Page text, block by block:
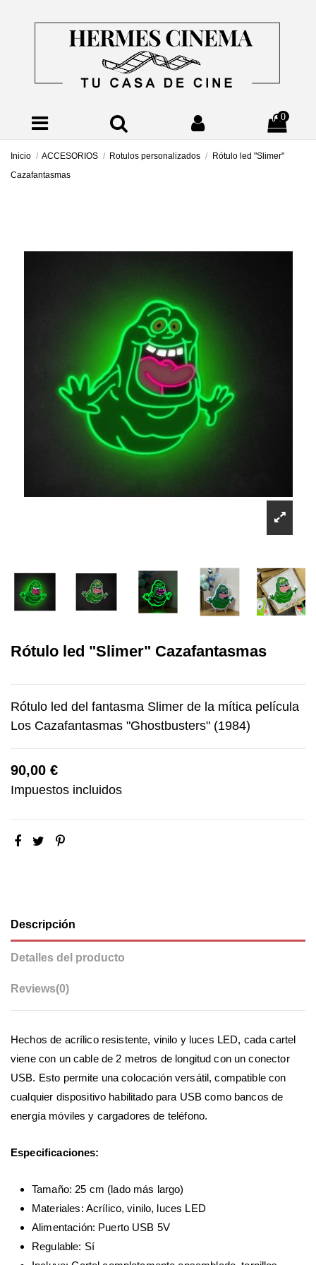
0
Inicio ACCESORIOS Rotulos personalizados
Rótulo led "Slimer"
Cazafantasmas
Rótulo led "Slimer" Cazafantasmas
Rótulo led del fantasma Slimer de la mítica película
Los Cazafantasmas "Ghostbusters" (1984)
90,00 €
Impuestos incluidos
Descripción
Detalles del producto
Reviews(0)
Hechos de acrílico resistente, vinilo y luces LED, cada cartel
viene con un cable de 2 metros de longitud con un conector
USB. Esto permite una colocación versátil, compatible con
cualquier dispositivo habilitado para USB como bancos de
energía móviles y cargadores de teléfono.
Especificaciones:
Tamaño: 25 cm (lado más largo)
Materiales: Acrílico, vinilo, luces LED
Alimentación: Puerto USB 5V
Regulable: Sí